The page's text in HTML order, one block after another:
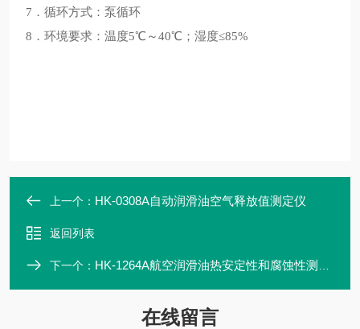
7．循环方式：泵循环
8．环境要求：温度5℃～40℃；湿度≤85%
上一个： HK-0308A自动润滑油空气释放值测定仪
返回列表
下一个： HK-1264A航空润滑油热安定性和腐蚀性测定仪
在线留言